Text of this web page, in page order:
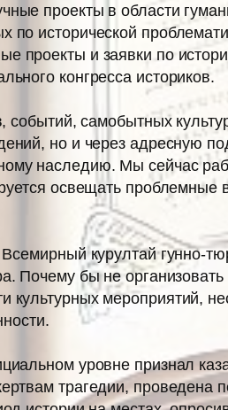
проекты в области
исторической
и заявки по
конгресса историков.
самобытных
но и через адрес­ную
наследию. Мы сейчас
освещать
курултай гунно-
бы не организовать
культурных мероприятий,
уровне признал
трагедии,